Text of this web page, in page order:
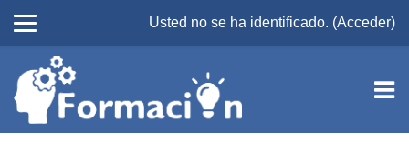
Usted no se ha identificado. (Acceder)